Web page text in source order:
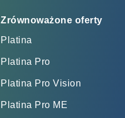
Zrównoważone oferty
Platina
Platina Pro
Platina Pro Vision
Platina Pro ME